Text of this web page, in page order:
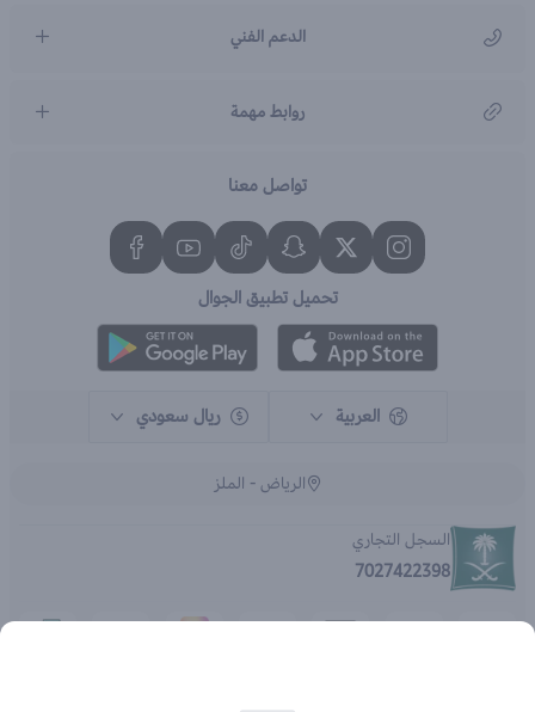
الدعم الفني
روابط مهمة
تواصل معنا
تحميل تطبيق الجوال
العربية ريال سعودي
الرياض - الملز
السجل التجاري
7027422398